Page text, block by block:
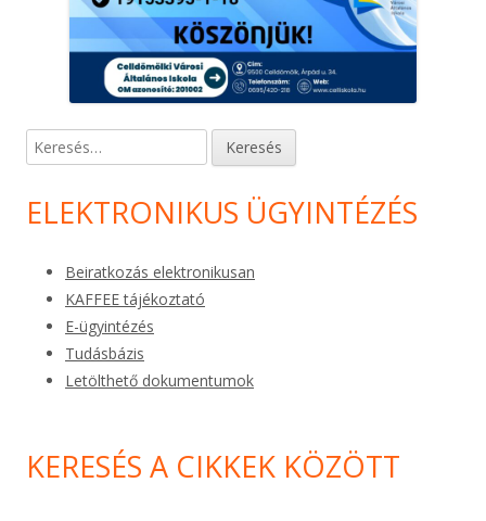
Keresés:
ELEKTRONIKUS ÜGYINTÉZÉS
Beiratkozás elektronikusan
KAFFEE tájékoztató
E-ügyintézés
Tudásbázis
Letölthető dokumentumok
KERESÉS A CIKKEK KÖZÖTT